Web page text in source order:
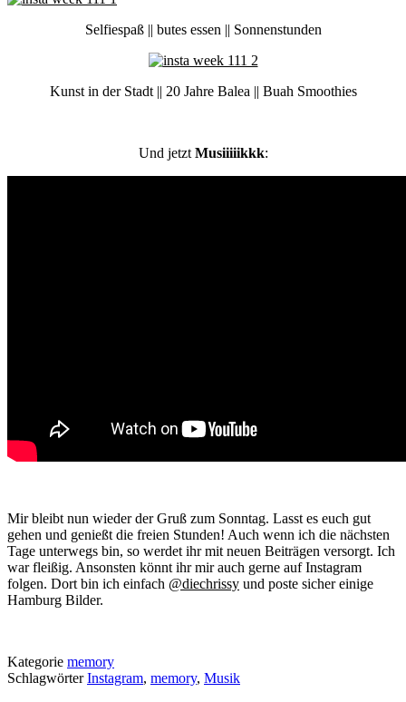
Selfiespaß || butes essen || Sonnenstunden
Kunst in der Stadt || 20 Jahre Balea || Buah Smoothies
Und jetzt Musiiiiikkk:
Mir bleibt nun wieder der Gruß zum Sonntag. Lasst es euch gut
gehen und genießt die freien Stunden! Auch wenn ich die nächsten
Tage unterwegs bin, so werdet ihr mit neuen Beiträgen versorgt. Ich
war fleißig. Ansonsten könnt ihr mir auch gerne auf Instagram
folgen. Dort bin ich einfach @diechrissy und poste sicher einige
Hamburg Bilder.
Kategorie memory
SchlagwörterInstagram, memory, Musik